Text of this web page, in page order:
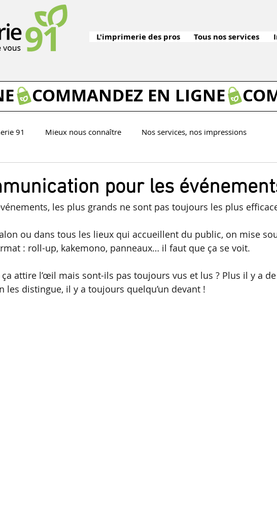
L'imprimerie des pros Tous nos services
91 Mieux nous connaître Nos services, nos impressions
91
pour les
les plus grands ne sont pas toujours les plus
ou dans tous les lieux qui accueillent du public, on mise
: roll-up, kakemono, panneaux… il faut que ça se voit.
ça attire l’œil mais sont-ils pas toujours vus et lus ? Plus il y a
les distingue, il y a toujours quelqu’un devant !